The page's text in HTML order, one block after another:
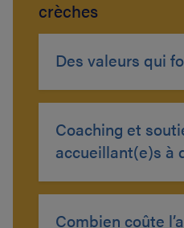
crèches
Des valeurs qui
Coaching et
accueillant(e)s à
Combien coûte